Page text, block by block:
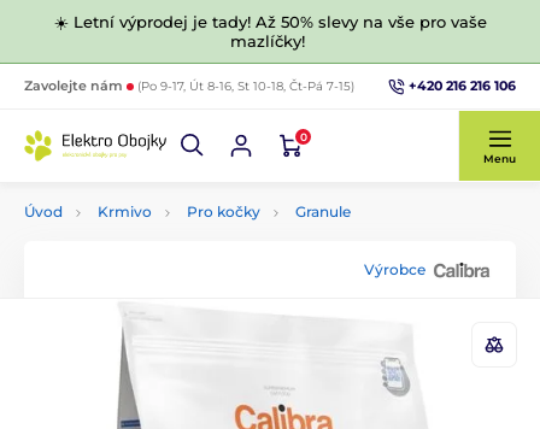
☀️ Letní výprodej je tady! Až 50% slevy na vše pro vaše
mazlíčky!
Zavolejte nám (Po 9-17, Út 8-16, St 10-18, Čt-Pá 7-15) +420 216 216 106
0
Menu
Úvod Krmivo Pro kočky Granule
Výrobce